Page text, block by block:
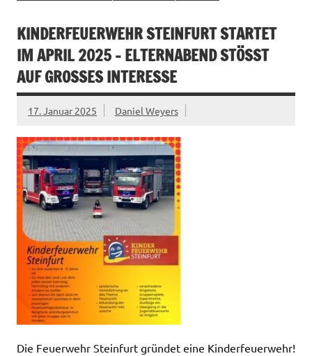
KINDERFEUERWEHR STEINFURT STARTET
IM APRIL 2025 – ELTERNABEND STÖSST A
UF GROSSES INTERESSE
17. Januar 2025 Daniel Weyers
Die Feuerwehr Steinfurt gründet eine Kinderfeuerwehr!